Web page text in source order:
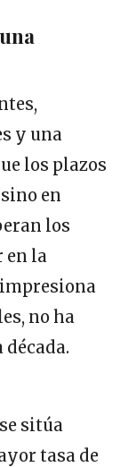
y una
los plazos
en
los
en la
no ha
sitúa
tasa de